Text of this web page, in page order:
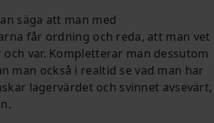
säga att man med
får ordning och reda, att man vet
och var. Kompletterar man dessutom
man också i realtid se vad man har
lagervärdet och svinnet avsevärt,